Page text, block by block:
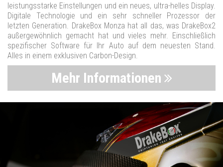
leistungsstarke Einstellungen und ein neues, ultra-helles Display.
Digitale Technologie und ein sehr schneller Prozessor der
letzten Generation. DrakeBox Monza hat all das, was DrakeBox2
außergewöhnlich gemacht hat und vieles mehr. Einschließlich
spezifischer Software für Ihr Auto auf dem neuesten Stand.
Alles in einem exklusiven Carbon-Design.
Mehr Informationen